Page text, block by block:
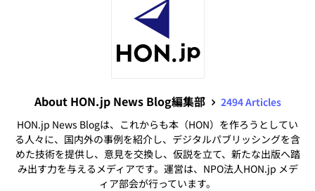
About HON.jp News Blog編集部
2494 Articles
HON.jp News Blogは、これからも本（HON）を作ろうとしてい
る人々に、国内外の事例を紹介し、デジタルパブリッシングを含
めた技術を提供し、意見を交換し、仮説を立て、新たな出版へ踏
み出す力を与えるメディアです。運営は、NPO法人HON.jp メデ
ィア部会が行っています。